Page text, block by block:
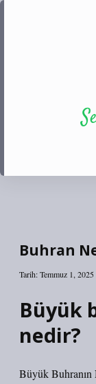
Buhran
Tarih: Temmuz 1, 2025
Büyük
nedir?
Büyük Buhranın